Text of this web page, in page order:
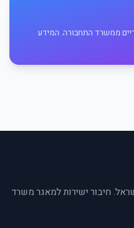
ממשרד התחבורה. המידע
חיבור ישירות למאגר משרד